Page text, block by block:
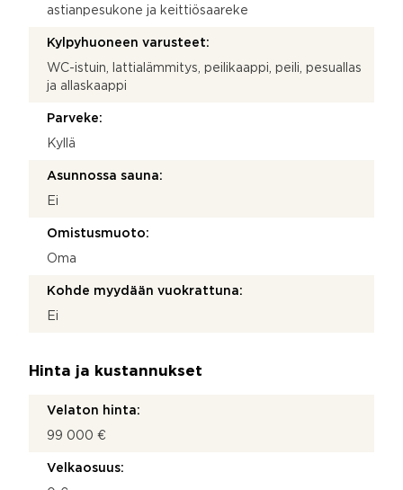
astianpesukone ja keittiösaareke
Kylpyhuoneen varusteet:
WC-istuin, lattialämmitys, peilikaappi, peili, pesuallas
ja allaskaappi
Parveke:
Kyllä
Asunnossa sauna:
Ei
Omistusmuoto:
Oma
Kohde myydään vuokrattuna:
Ei
Hinta ja kustannukset
Velaton hinta:
99 000 €
Velkaosuus: